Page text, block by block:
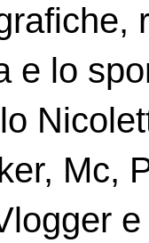
e lo
Mc,